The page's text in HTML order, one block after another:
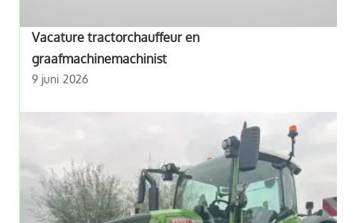
Vacature tractorchauffeur en
graafmachinemachinist
9 juni 2026